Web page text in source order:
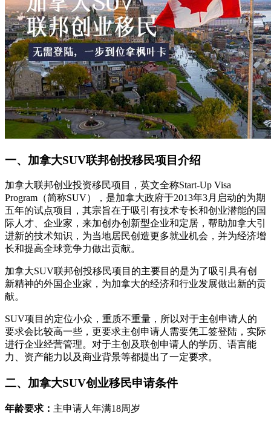
一、加拿大SUV联邦创投移民项目介绍
加拿大联邦创业投资移民项目，英文全称Start-Up Visa
Program（简称SUV），是加拿大政府于2013年3月启动的为期
五年的试点项目，其宗旨在于吸引有技术专长和创业潜能的国
际人才、企业家，来加创办创新型企业和定居，帮助加拿大引
进新的技术知识，为当地居民创造更多就业机会，并为经济增
长和提高全球竞争力做出贡献。
加拿大SUV联邦创投移民项目的主要目的是为了吸引具有创
新精神的外国企业家，为加拿大的经济和行业发展做出新的贡
献。
SUV项目的定位小众，重质不重量，所以对于主创申请人的
要求会比较高一些，更要求主创申请人需要凭工签登陆，实际
进行企业经营管理。对于主创及联创申请人的学历、语言能
力、资产能力以及商业背景等都提出了一定要求。
二、加拿大SUV创业移民申请条件
年龄要求： 主申请人年满18周岁